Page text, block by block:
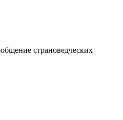
страноведческих